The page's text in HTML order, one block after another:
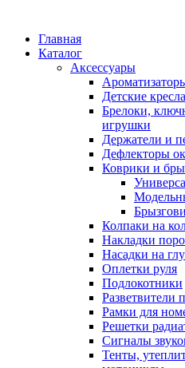
Главная
Каталог
Аксессуары
Детские
Брелоки,
игрушки
Держатели и
Дефлекторы
Коврики и
Колпаки на
Накладки
Насадки на
Оплетки руля
Подлокотники
Разветвители
Рамки для
Решетки
Сигналы
Тенты,